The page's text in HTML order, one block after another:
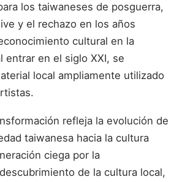
los taiwaneses de posguerra,
y el rechazo en los años
cultural en la
entrar en el siglo XXI, se
local ampliamente utilizado
refleja la evolución de
taiwanesa hacia la cultura
ciega por la
de la cultura local,